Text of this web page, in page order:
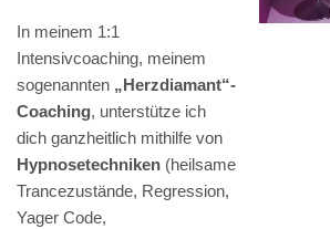
In meinem 1:1
Intensivcoaching, meinem
sogenannten „Herzdiamant“-
Coaching, unterstütze ich
dich ganzheitlich mithilfe von
Hypnosetechniken (heilsame
Trancezustände, Regression,
Yager Code,